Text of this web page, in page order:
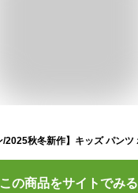
この商品をサイトでみる